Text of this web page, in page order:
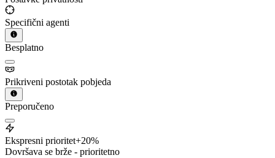
Specifični agenti
Besplatno
Prikriveni postotak pobjeda
Preporučeno
Ekspresni prioritet+20%
Dovršava se brže - prioritetno